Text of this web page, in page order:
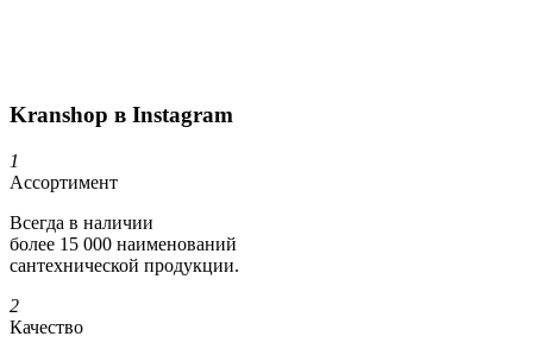
Kranshop в Instagram
1
Ассортимент
Всегда в наличии
более 15 000 наименований
сантехнической продукции.
2
Качество